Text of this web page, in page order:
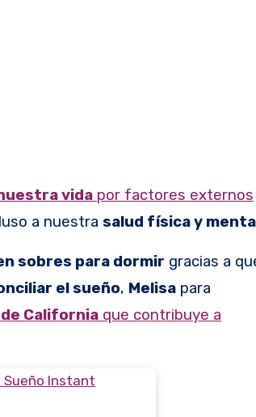
vida por factores externos
a nuestra salud física y
sobres para dormir gracias a
el sueño, Melisa para
California que contribuye a